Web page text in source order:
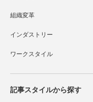
組織変革
インダストリー
ワークスタイル
記事スタイルから探す